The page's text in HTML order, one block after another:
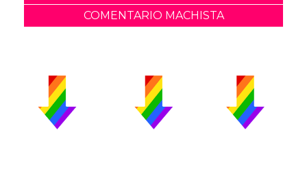
COMENTARIO MACHISTA